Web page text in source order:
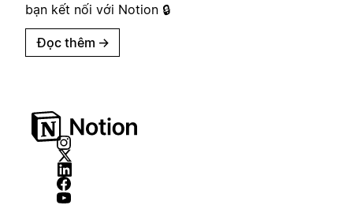
bạn kết nối với Notion 🔒
Đọc thêm →